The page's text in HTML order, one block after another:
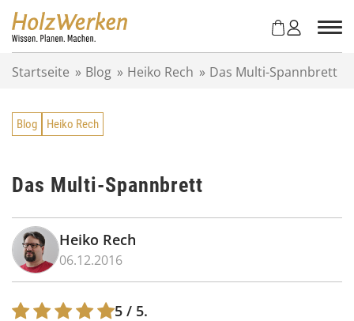
Startseite » Blog » Heiko Rech » Das Multi-Spannbrett
Blog Heiko Rech
Das Multi-Spannbrett
Heiko Rech
06.12.2016
5 / 5.